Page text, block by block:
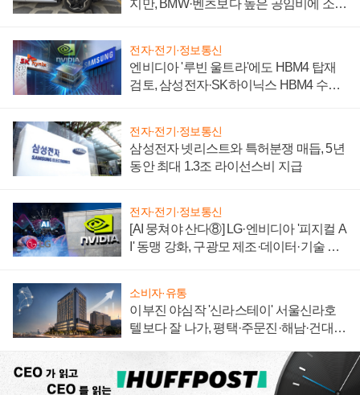
지만, BMW·벤츠보다 높은 공임비에 소비
전자·전기·정보통신
엔비디아 '루빈 울트라'에도 HBM4 탑재
검토, 삼성전자·SK하이닉스 HBM4 수율
전자·전기·정보통신
삼성전자 넷리스트와 특허분쟁 매듭, 5년
동안 최대 1.3조 라이선스비 지급
전자·전기·정보통신
[AI 뭉쳐야 산다⑧] LG·엔비디아 '피지컬 A
I' 동맹 강화, 구광모 제조·데이터·기술 결
소비자·유통
이부진 야심작 '신라스테이' 서울신라호
텔보다 잘 나가, 평택·주문진·해남·건대로